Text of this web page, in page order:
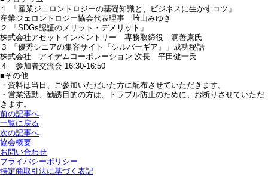
１ 「産業ジェロントロジーの基礎知識と、ビジネスに生かすコツ」
産業ジェロントロジー協会代表理事 﨑山みゆき
２ 「SDGs認証のメリット・デメリット」
株式会社アセットインベントリー 専務取締役 洞善康氏
３ 「優秀シニアの集客サイト『シルバーギア』」成功秘話
株式会社 アイデムコーポレーション 次長 平田健一氏
４ 参加者交流会 16:30-16:50
■その他
・資料は当日、ご参加いただいた方に配布させていただきます。
・営業活動、勧誘目的の方は、トラブル防止のために、お断りさせていただ
きます。
前の記事へ
一覧に戻る
次の記事へ
協会概要
お問い合わせ
プライバシーポリシー
特定商取引法に基づく表記